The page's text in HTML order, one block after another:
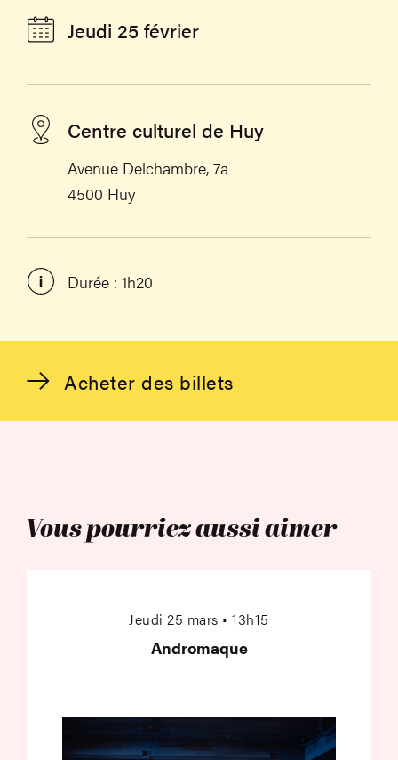
Acheter des billets
Jeudi 25 février
Centre culturel de Huy
Avenue Delchambre, 7a
4500 Huy
Durée : 1h20
Vous pourriez aussi aimer
Jeudi 25 mars • 13h15
Andromaque